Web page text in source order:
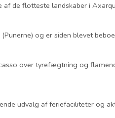
de flotteste landskaber i
og er siden blevet
over tyrefægtning og
udvalg af feriefaciliteter og